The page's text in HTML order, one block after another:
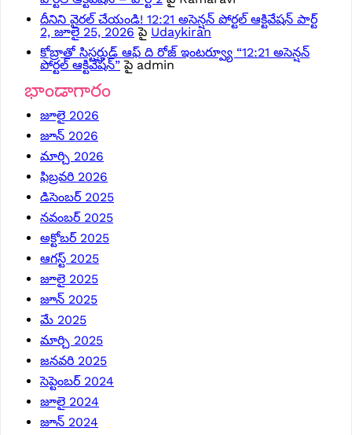
దీనిని వైరల్ చేయండి! 12:21 అసెన్షన్ పోర్టల్ ఆక్టివేషన్ పార్ట్
2, జూలై 25, 2026 పై Udaykiran
కోబ్రాతో సిస్టర్హుడ్ ఆఫ్ ది రోజ్ ఇంటర్వ్యూ “12:21 అసెన్షన్
పోర్టల్ ఆక్టివేషన్” పై admin
భాండాగారం
జూలై 2026
జూన్ 2026
మార్చి 2026
ఫిబ్రవరి 2026
డిసెంబర్ 2025
నవంబర్ 2025
అక్టోబర్ 2025
ఆగస్ట్ 2025
జూలై 2025
జూన్ 2025
మే 2025
మార్చి 2025
జనవరి 2025
సెప్టెంబర్ 2024
జూలై 2024
జూన్ 2024